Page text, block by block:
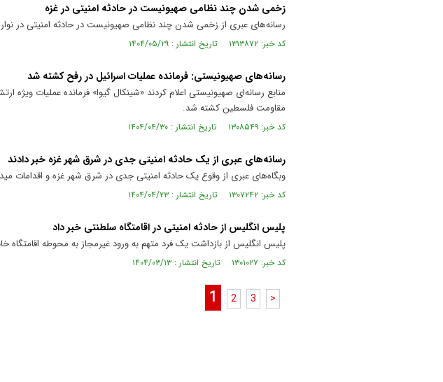
زخمی شدن چند نظامی صهیونیست در حادثه امنیتی در غزه
رسانه‌های عبری از زخمی شدن چند نظامی صهیونیست در حادثه امنیتی در نوار
کد خبر: ۱۳۱۳۸۷۲ تاریخ انتشار : ۱۴۰۴/۰۵/۲۹
رسانه‌های صهیونیستی: فرمانده عملیات اسرائیل در رفح کشته شد
منابع رسانه‌ای صهیونیستی اعلام کردند «شینکال گیوا» فرمانده عملیات
مقاومت فلسطین کشته شد.
کد خبر: ۱۳۰۸۵۴۹ تاریخ انتشار : ۱۴۰۴/۰۴/۳۰
رسانه‌های عبری از یک حادثه امنیتی جدی در شرق شهر غزه خبر دادند
وبگاه‌های عبری از وقوع یک حادثه امنیتی جدی در شرق شهر غزه و اقدامات
کد خبر: ۱۳۰۷۲۴۲ تاریخ انتشار : ۱۴۰۴/۰۴/۲۳
پلیس انگلیس از حادثه امنیتی در اقامتگاه سلطنتی خبر داد
پلیس انگلیس از بازداشت یک فرد متهم به ورود غیرمجاز به محوطه اقامتگاه
کد خبر: ۱۳۰۱۰۲۷ تاریخ انتشار : ۱۴۰۴/۰۳/۱۳
1 2 3 >